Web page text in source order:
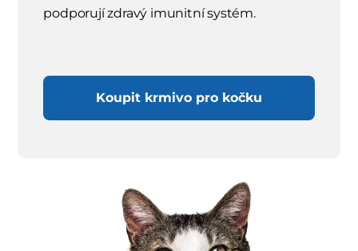
podporují zdravý imunitní systém.
Koupit krmivo pro kočku